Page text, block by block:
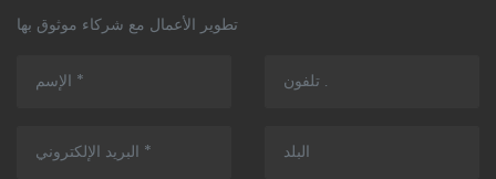
تطوير الأعمال مع شركاء موثوق بها